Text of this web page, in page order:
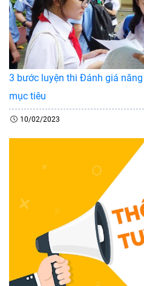
3 bước luyện thi Đánh giá
mục tiêu
10/02/2023